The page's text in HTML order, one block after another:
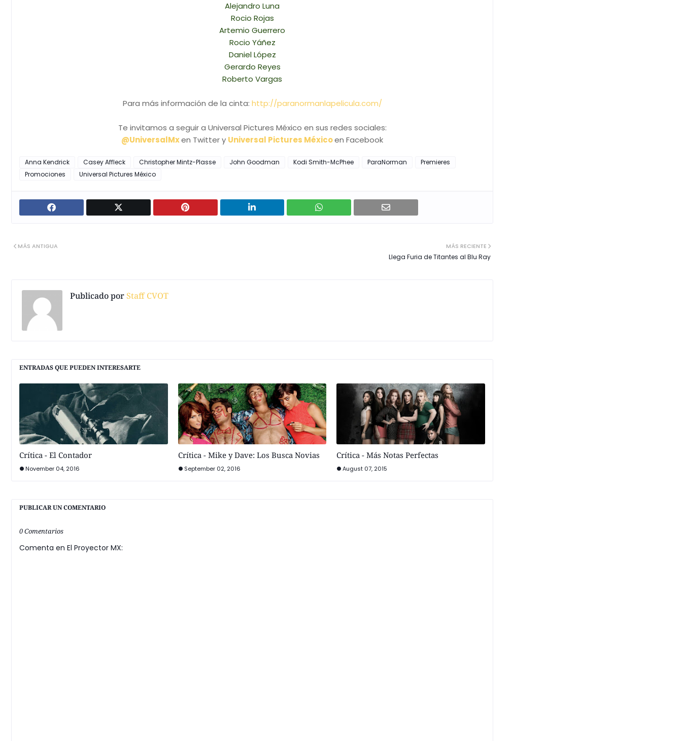
Alejandro Luna
Rocio Rojas
Artemio Guerrero
Rocio Yáñez
Daniel López
Gerardo Reyes
Roberto Vargas
Para más información de la cinta: http://paranormanlapelicula.com/
Te invitamos a seguir a Universal Pictures México en sus redes sociales:
@UniversalMxen Twitter y Universal Pictures Méxicoen Facebook
Anna Kendrick Casey Affleck Christopher Mintz-Plasse John Goodman Kodi Smith-McPhee ParaNorman
Premieres
Promociones
Universal Pictures México
MÁS RECIENTE
Llega Furia de Titantes al Blu Ray
MÁS ANTIGUA
Publicado porStaff CVOT
ENTRADAS QUE PUEDEN INTERESARTE
Crítica - El Contador
November 04, 2016
Crítica - Mike y Dave: Los Busca Novias
September 02, 2016
Crítica - Más Notas Perfectas
August 07, 2015
PUBLICAR UN COMENTARIO
0 Comentarios
Comenta en El Proyector MX: